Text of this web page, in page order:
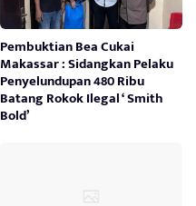
Pembuktian Bea Cukai
Makassar : Sidangkan Pelaku
Penyelundupan 480 Ribu
Batang Rokok Ilegal ‘ Smith
Bold’